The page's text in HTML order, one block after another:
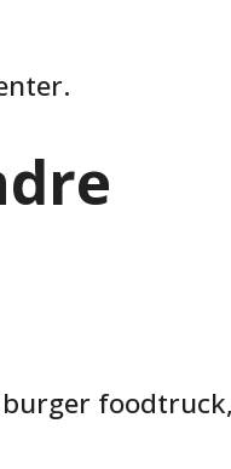
burger